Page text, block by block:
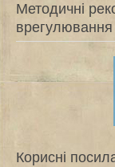
Методичні
врегулювання
Корисні